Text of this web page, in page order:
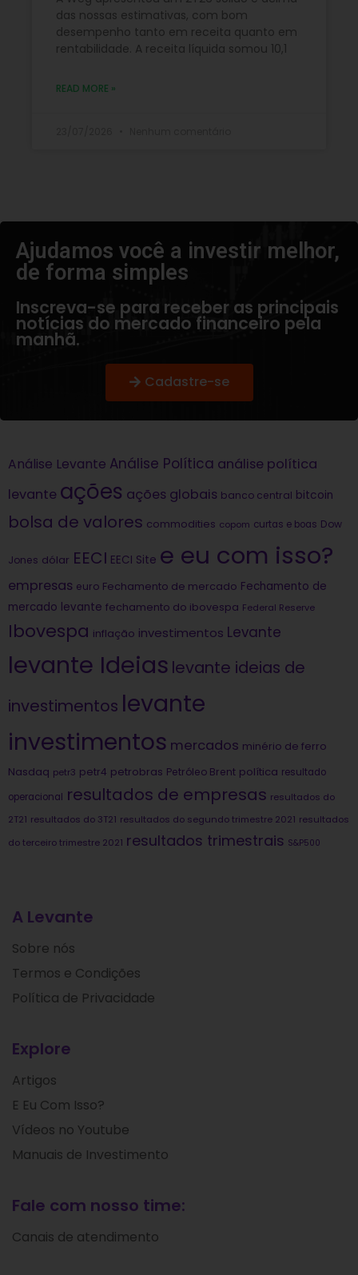
das nossas estimativas, com bom
desempenho tanto em receita quanto em
rentabilidade. A receita líquida somou 10,1
READ MORE »
Ajudamos você a investir melhor,
de forma simples​
Inscreva-se para receber as principais
notícias do mercado financeiro pela
manhã.
Cadastre-se
Análise Levante Análise Política análise política
levante ações ações globais banco central bitcoin
bolsa de valores commodities copom curtas e boas Dow
Jones dólar EECI EECI Site e eu com isso?
empresas euro Fechamento de mercado Fechamento de
mercado levante fechamento do ibovespa Federal Reserve
Ibovespa inflação investimentos Levante
levante Ideias levante ideias de
investimentos levante
investimentos mercados minério de ferro
Nasdaq petr3 petr4 petrobras Petróleo Brent política resultado
operacional resultados de empresas resultados do
2T21 resultados do 3T21 resultados do segundo trimestre 2021 resultados
do terceiro trimestre 2021 resultados trimestrais S&P500
A Levante
Sobre nós
Termos e Condições
Política de Privacidade
Explore
Artigos
E Eu Com Isso?
Vídeos no Youtube
Manuais de Investimento
Fale com nosso time:
Canais de atendimento